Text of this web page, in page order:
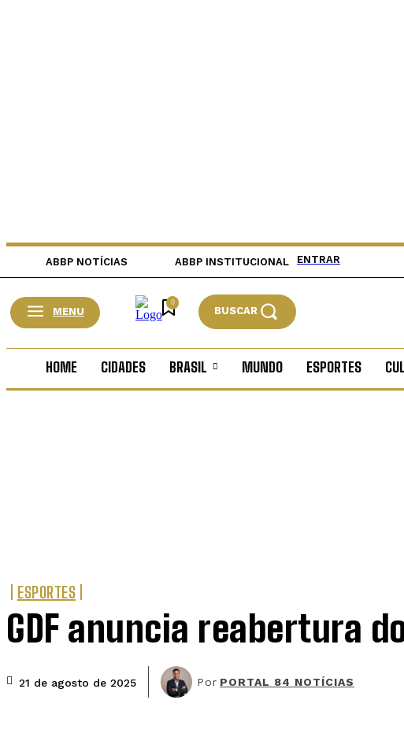
ABBP NOTÍCIAS ABBP INSTITUCIONAL ENTRAR
MENU
0
BUSCAR
HOME CIDADES BRASIL MUNDO ESPORTES
ESPORTES
GDF anuncia reabertura
21 de agosto de 2025 Por PORTAL 84 NOTÍCIAS